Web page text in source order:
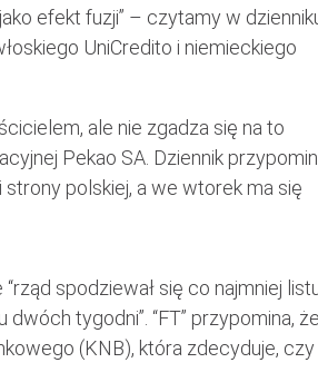
efekt fuzji” – czytamy w
UniCredito i niemieckiego
ale nie zgadza się na to
Pekao SA. Dziennik
polskiej, a we wtorek ma się
spodziewał się co najmniej
tygodni”. “FT” przypomina, że
(KNB), która zdecyduje, czy